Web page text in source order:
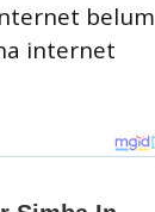
belum
internet